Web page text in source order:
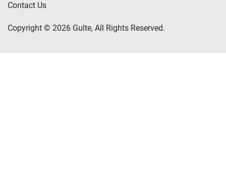
Contact Us
Copyright © 2026 Gulte, All Rights Reserved.